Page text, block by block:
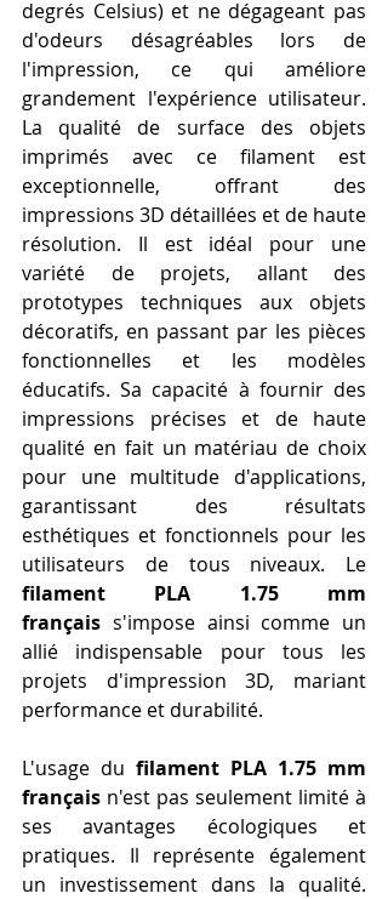
degrés Celsius) et ne dégageant pas
d'odeurs désagréables lors de
l'impression, ce qui améliore
grandement l'expérience utilisateur.
La qualité de surface des objets
imprimés avec ce filament est
exceptionnelle, offrant des
impressions 3D détaillées et de haute
résolution. Il est idéal pour une
variété de projets, allant des
prototypes techniques aux objets
décoratifs, en passant par les pièces
fonctionnelles et les modèles
éducatifs. Sa capacité à fournir des
impressions précises et de haute
qualité en fait un matériau de choix
pour une multitude d'applications,
garantissant des résultats
esthétiques et fonctionnels pour les
filament PLA 1.75 mm
français s'impose ainsi comme un
allié indispensable pour tous les
projets d'impression 3D, mariant
performance et durabilité.
L'usage du filament PLA 1.75 mm
français n'est pas seulement limité à
ses avantages écologiques et
pratiques. Il représente également
un investissement dans la qualité.